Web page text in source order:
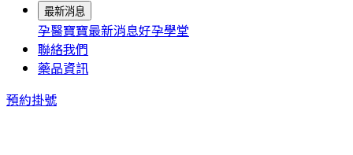
最新消息
孕醫寶寶最新消息好孕學堂
聯絡我們
藥品資訊
預約掛號